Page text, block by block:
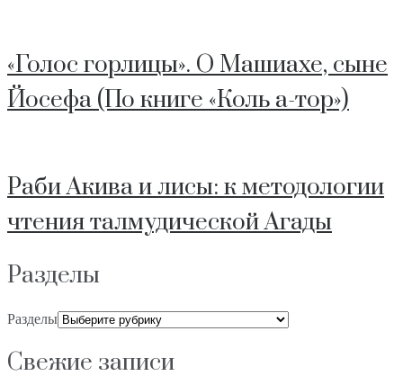
«Голос горлицы». О Машиахе, сыне
Йосефа (По книге «Коль а-тор»)
Раби Акива и лисы: к методологии
чтения талмудической Агады
Разделы
Разделы
Свежие записи